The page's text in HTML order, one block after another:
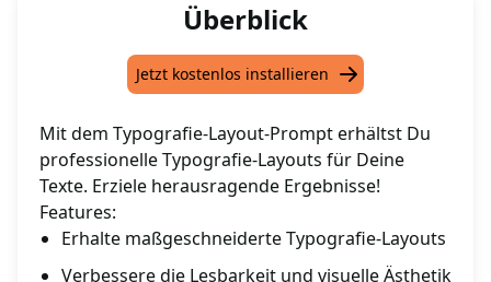
Überblick
Jetzt kostenlos installieren
Mit dem Typografie-Layout-Prompt erhältst Du
professionelle Typografie-Layouts für Deine
Texte. Erziele herausragende Ergebnisse!
Features:
Erhalte maßgeschneiderte Typografie-Layouts
Verbessere die Lesbarkeit und visuelle Ästhetik